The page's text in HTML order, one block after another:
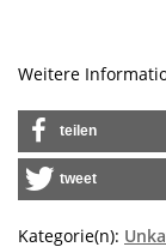
Weitere
teilen
tweet
Kategorie(n):